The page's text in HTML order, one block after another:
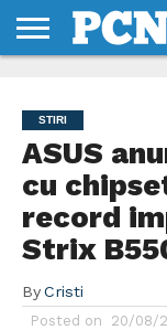
NOI
SI
CONDITII
STIRI
ASUS
cu
record
Strix
By Cristi
Posted on 20/08/